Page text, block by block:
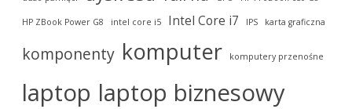
HP ZBook Power G8 intel core i5 Intel Core i7 IPS karta graficzna
komponenty komputer komputery przenośne
laptop laptop biznesowy